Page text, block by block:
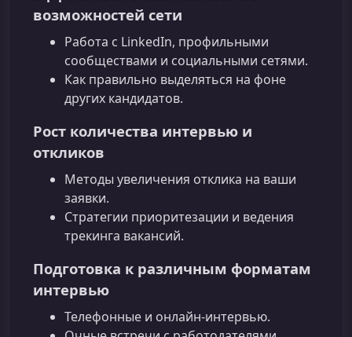
возможностей сети
Работа с LinkedIn, профильными
сообществами и социальными сетями.
Как правильно выделяться на фоне
других кандидатов.
Рост количества интервью и
откликов
Методы увеличения отклика на ваши
заявки.
Стратегии приоритезации и ведения
трекинга вакансий.
Подготовка к различным форматам
интервью
Телефонные и онлайн-интервью.